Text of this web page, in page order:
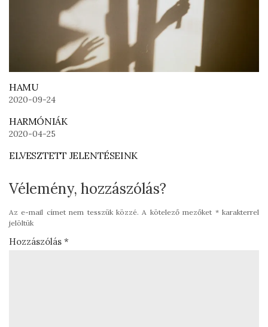
HAMU
2020-09-24
HARMÓNIÁK
2020-04-25
ELVESZTETT JELENTÉSEINK
Vélemény, hozzászólás?
Az e-mail címet nem tesszük közzé. A kötelező mezőket *karakterrel
jelöltük
Hozzászólás *